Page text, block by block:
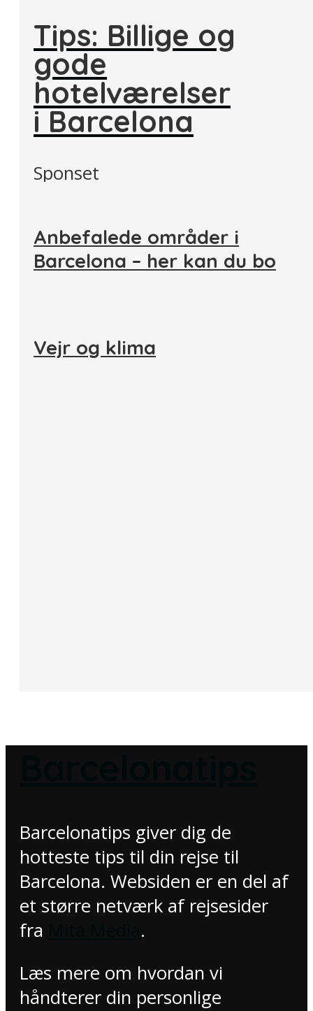
Tips: Billige og
gode
hotelværelser
i Barcelona
Sponset
Anbefalede områder i
Barcelona – her kan du bo
Vejr og klima
Barcelonatips giver dig de
hotteste tips til din rejse til
Barcelona. Websiden er en del af
et større netværk af rejsesider
fra
.
Læs mere om hvordan vi
håndterer din personlige